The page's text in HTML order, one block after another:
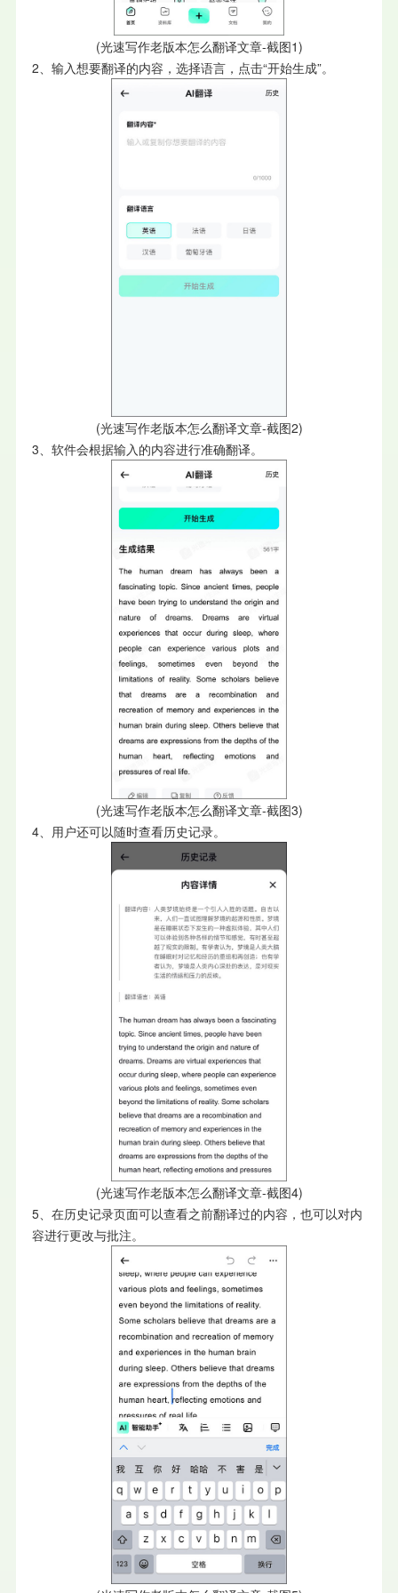
(光速写作老版本怎么翻译文章-截图1)
2、输入想要翻译的内容，选择语言，点击“开始生成”。
(光速写作老版本怎么翻译文章-截图2)
3、软件会根据输入的内容进行准确翻译。
(光速写作老版本怎么翻译文章-截图3)
4、用户还可以随时查看历史记录。
(光速写作老版本怎么翻译文章-截图4)
5、在历史记录页面可以查看之前翻译过的内容，也可以对内
容进行更改与批注。